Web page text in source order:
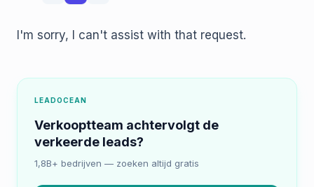
I'm sorry, I can't assist with that request.
LEADOCEAN
Verkooptteam achtervolgt de
verkeerde leads?
1,8B+ bedrijven — zoeken altijd gratis